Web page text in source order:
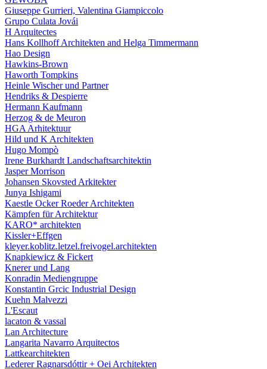
Giuseppe Gurrieri, Valentina Giampiccolo
Grupo Culata Jovái
H Arquitectes
Hans Kollhoff Architekten and Helga Timmermann
Hao Design
Hawkins-Brown
Haworth Tompkins
Heinle Wischer und Partner
Hendriks & Despierre
Hermann Kaufmann
Herzog & de Meuron
HGA Arhitektuur
Hild und K Architekten
Hugo Mompò
Irene Burkhardt Landschaftsarchitektin
Jasper Morrison
Johansen Skovsted Arkitekter
Junya Ishigami
Kaestle Ocker Roeder Architekten
Kämpfen für Architektur
KARO* architekten
Kissler+Effgen
kleyer.koblitz.letzel.freivogel.architekten
Knapkiewicz & Fickert
Knerer und Lang
Konradin Mediengruppe
Konstantin Grcic Industrial Design
Kuehn Malvezzi
L'Escaut
lacaton & vassal
Lan Architecture
Langarita Navarro Arquitectos
Lattkearchitekten
Lederer Ragnarsdóttir + Oei Architekten